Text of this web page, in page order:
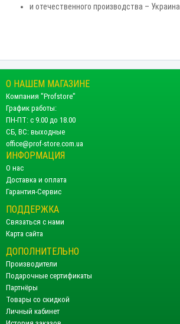
и отечественного производства – Украина.
О НАШЕМ МАГАЗИНЕ
Компания "Profstore"
График работы:
ПН-ПТ: с 9.00 до 18.00
СБ, ВС: выходные
office@prof-store.com.ua
ИНФОРМАЦИЯ
О нас
Доставка и оплата
Гарантия-Сервис
ПОДДЕРЖКА
Связаться с нами
Карта сайта
ДОПОЛНИТЕЛЬНО
Производители
Подарочные сертификаты
Партнёры
Товары со скидкой
Личный кабинет